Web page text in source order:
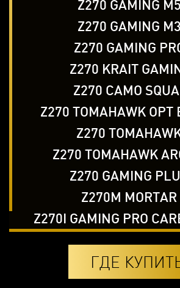
Z270 GAMING M5
Z270 GAMING M3
Z270 GAMING
Z270 KRAIT
Z270 CAMO
Z270 TOMAHAWK OPT
Z270
Z270 TOMAHAWK
Z270 GAMING
Z270M MORTAR
Z270I GAMING PRO
ГДЕ